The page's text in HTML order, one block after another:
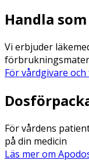
Handla
Vi erbjuder
För vårdgivare
För vårdens
på din medicin
Läs mer om